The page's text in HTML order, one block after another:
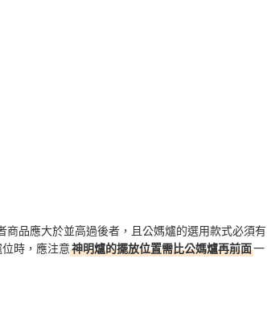
品應大於並高過後者，且公媽爐的選用款式必須有
時，應注意神明爐的擺放位置需比公媽爐再前面一